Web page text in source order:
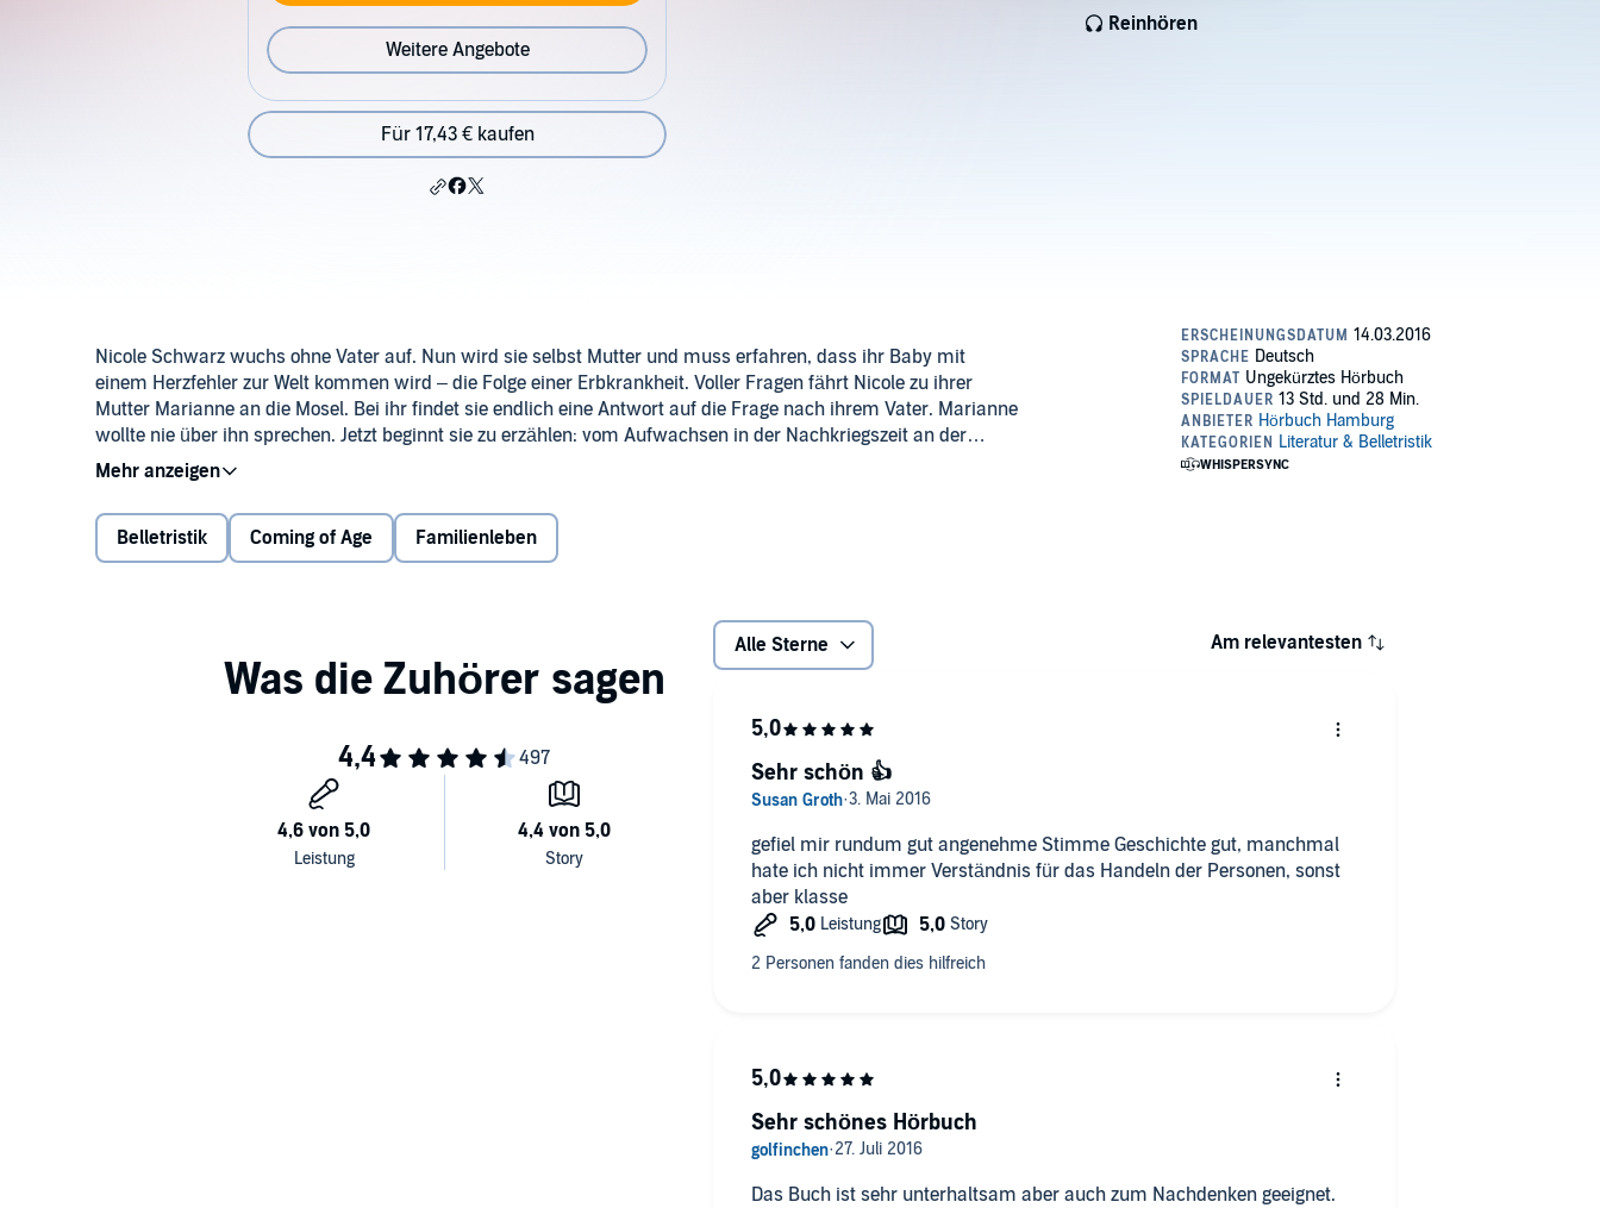
Reinhören
Weitere Angebote
Für 17,43 € kaufen
Nicole Schwarz wuchs ohne Vater auf. Nun wird sie selbst Mutter und muss erfahren, dass ihr Baby mit
einem Herzfehler zur Welt kommen wird – die Folge einer Erbkrankheit. Voller Fragen fährt Nicole zu ihrer
Mutter Marianne an die Mosel. Bei ihr findet sie endlich eine Antwort auf die Frage nach ihrem Vater. Marianne
wollte nie über ihn sprechen. Jetzt beginnt sie zu erzählen: vom Aufwachsen in der Nachkriegszeit an der
französischen Grenze, von einer großen Liebe und von Ressentiments, die der Krieg auf beiden Seiten
hinterlassen hat. Um das alles zu verstehen, macht sich Nicole auf die Suche nach ihrem Vater ...
©2016 Ullstein Buchverlage, Berlin (P)2016 Hörbuch Hamburg HHV GmbH, Hamburg
Belletristik Coming of Age Familienleben
Alle Sterne Am relevantesten
gefiel mir rundum gut angenehme Stimme Geschichte gut, manchmal
hate ich nicht immer Verständnis für das Handeln der Personen, sonst
aber klasse
Sehr schön 👍
Das Buch ist sehr unterhaltsam aber auch zum Nachdenken geeignet.
Sehr schönes Hörbuch